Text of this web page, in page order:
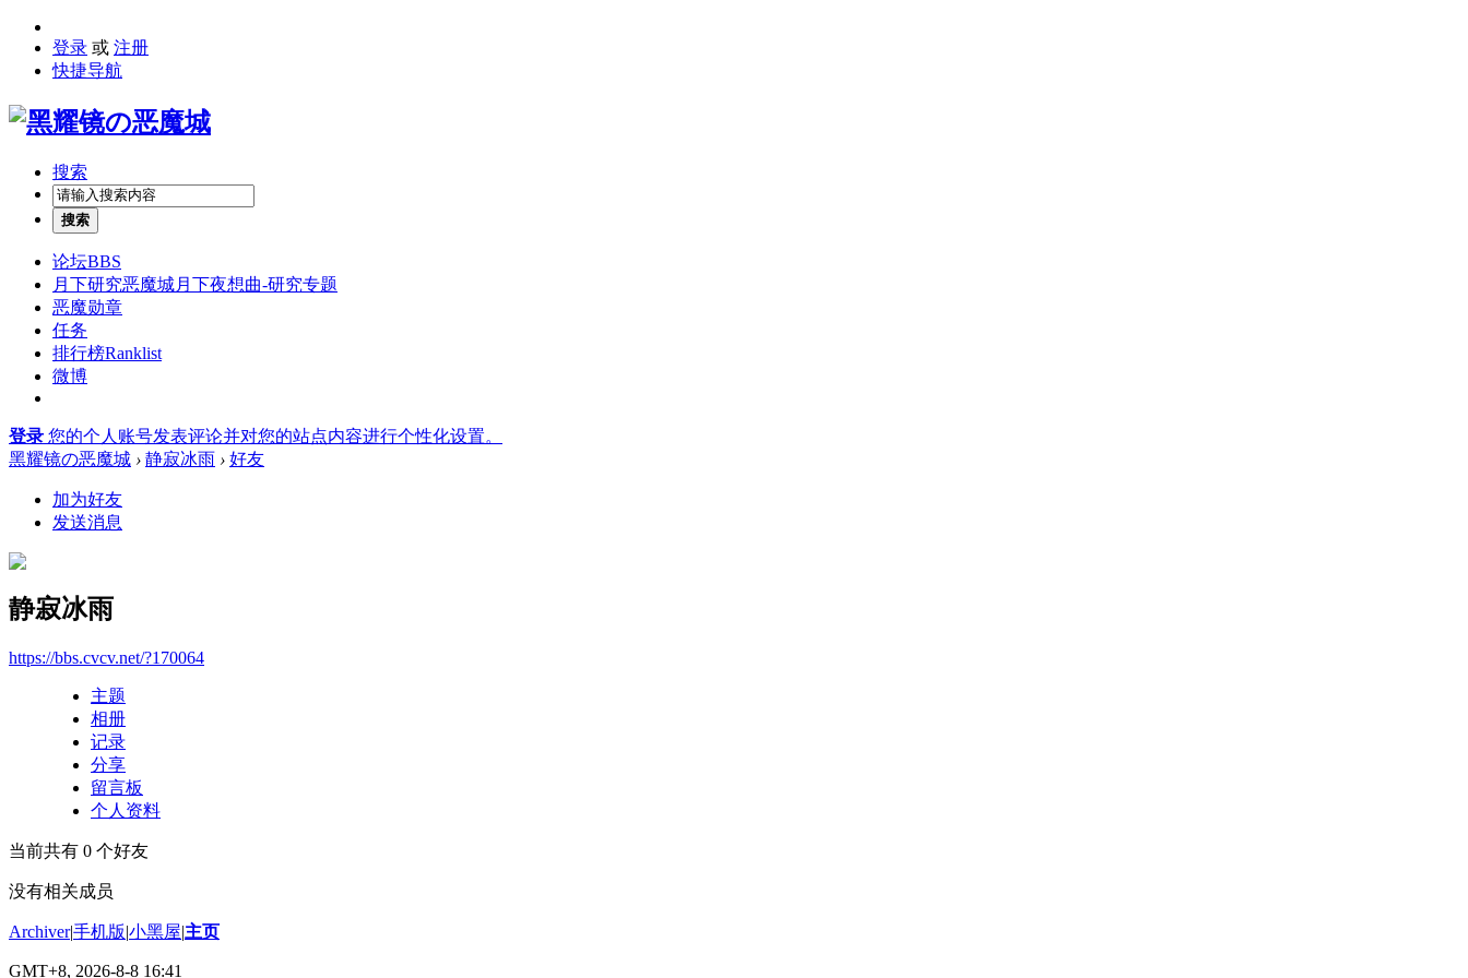
登录 或 注册
快捷导航
搜索
搜索
论坛BBS
月下研究恶魔城月下夜想曲-研究专题
恶魔勋章
任务
排行榜Ranklist
微博
登录 您的个人账号发表评论并对您的站点内容进行个性化设置。
黑耀镜の恶魔城 › 静寂冰雨 › 好友
加为好友
发送消息
静寂冰雨
https://bbs.cvcv.net/?170064
主题
相册
记录
分享
留言板
个人资料
当前共有 0 个好友
没有相关成员
Archiver|手机版|小黑屋|主页
GMT+8, 2026-8-8 16:41